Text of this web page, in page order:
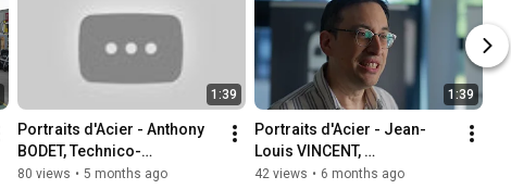
1:39
Portraits d'Acier - Anthony
BODET, Technico-
Commercial
80 views • 5 months ago
1:39
Portraits d'Acier - Jean-
Louis VINCENT,
Responsable Non
42 views • 6 months ago